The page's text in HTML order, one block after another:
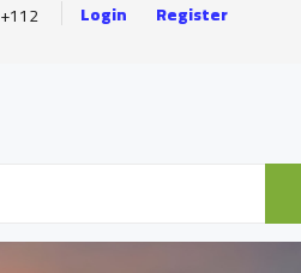
Login Register